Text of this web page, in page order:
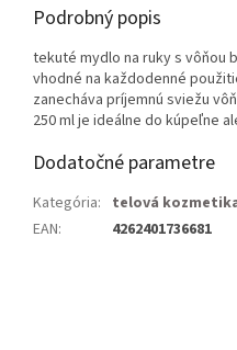
Podrobný popis
tekuté mydlo na ruky s vôňou
vhodné na každodenné
zanecháva príjemnú sviežu
250 ml je ideálne do kúpeľne
Dodatočné parametre
Kategória: telová
EAN: 4262401736681